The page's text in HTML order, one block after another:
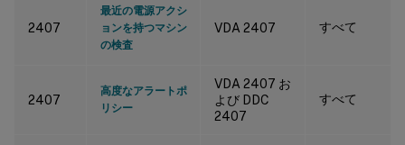
2407
最近の電源アクシ
ョンを持つマシン
の検査
VDA 2407 すべて
2407
高度なアラートポ
リシー
VDA 2407 お
よび DDC
2407
すべて